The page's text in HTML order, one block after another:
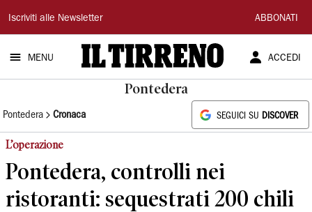
Il
Tirreno
Iscriviti alle Newsletter ABBONATI
MENU ACCEDI
Pontedera
Pontedera Cronaca SEGUICI SU DISCOVER
L’operazione
Pontedera, controlli nei
ristoranti: sequestrati 200 chili